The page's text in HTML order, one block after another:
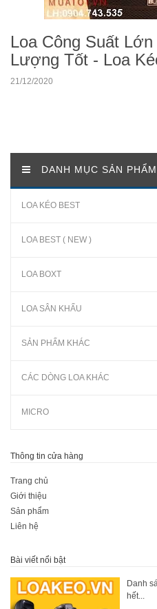
Loa Công Suất
Lượng Tốt - Loa
21/12/2020
DANH MỤC SẢN PHẨM
LOA KÉO BEST
LOA BEST ( NEW )
LOA BOXT
LOA SÂN KHẤU
SẢN PHẨM KHÁC
CÁC DÒNG LOA KHÁC
MICRO
Thông tin cửa hàng
Trang chủ
Giới thiệu
Sản phẩm
Liên hệ
Bài viết nổi bật
Danh
hết...